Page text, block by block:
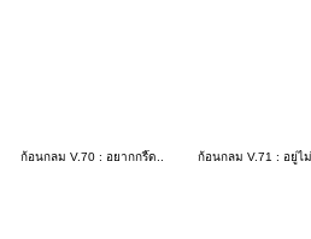
ก้อนกลม V.70 : อยากกรี๊ด..